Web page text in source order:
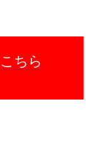
こちら